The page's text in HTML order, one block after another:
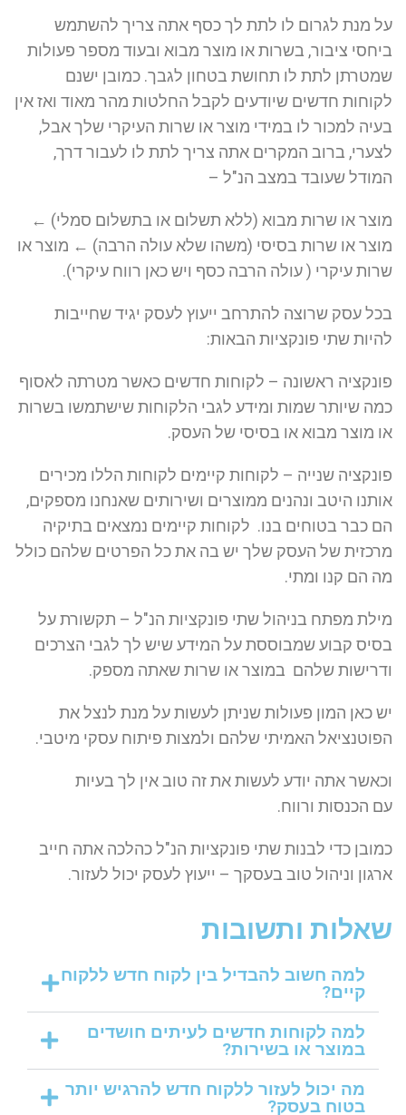
על מנת לגרום לו לתת לך כסף אתה צריך להשתמש
ביחסי ציבור, בשרות או מוצר מבוא ובעוד מספר פעולות
שמטרתן לתת לו תחושת בטחון לגבך. כמובן ישנם
לקוחות חדשים שיודעים לקבל החלטות מהר מאוד ואז אין
בעיה למכור לו במידי מוצר או שרות העיקרי שלך אבל,
לצערי, ברוב המקרים אתה צריך לתת לו לעבור דרך,
המודל שעובד במצב הנ"ל –
מוצר או שרות מבוא (ללא תשלום או בתשלום סמלי) ←
מוצר או שרות בסיסי (משהו שלא עולה הרבה) ← מוצר או
שרות עיקרי ( עולה הרבה כסף ויש כאן רווח עיקרי).
בכל עסק שרוצה להתרחב ייעוץ לעסק יגיד שחייבות
להיות שתי פונקציות הבאות:
פונקציה ראשונה – לקוחות חדשים כאשר מטרתה לאסוף
כמה שיותר שמות ומידע לגבי הלקוחות שישתמשו בשרות
או מוצר מבוא או בסיסי של העסק.
פונקציה שנייה – לקוחות קיימים לקוחות הללו מכירים
אותנו היטב ונהנים ממוצרים ושירותים שאנחנו מספקים,
הם כבר בטוחים בנו. לקוחות קיימים נמצאים בתיקיה
מרכזית של העסק שלך יש בה את כל הפרטים שלהם כולל
מה הם קנו ומתי.
מילת מפתח בניהול שתי פונקציות הנ"ל – תקשורת על
בסיס קבוע שמבוססת על המידע שיש לך לגבי הצרכים
ודרישות שלהם במוצר או שרות שאתה מספק.
יש כאן המון פעולות שניתן לעשות על מנת לנצל את
הפוטנציאל האמיתי שלהם ולמצות פיתוח עסקי מיטבי.
וכאשר אתה יודע לעשות את זה טוב אין לך בעיות
עם הכנסות ורווח.
כמובן כדי לבנות שתי פונקציות הנ"ל כהלכה אתה חייב
ארגון וניהול טוב בעסקך – ייעוץ לעסק יכול לעזור.
שאלות ותשובות
למה חשוב להבדיל בין לקוח חדש ללקוח
קיים?
למה לקוחות חדשים לעיתים חושדים
במוצר או בשירות?
מה יכול לעזור ללקוח חדש להרגיש יותר
בטוח בעסק?